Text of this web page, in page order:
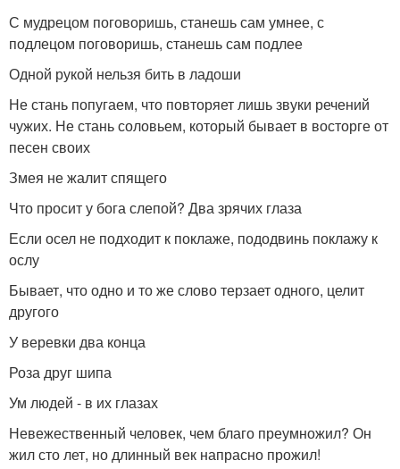
С мудрецом поговоришь, станешь сам умнее, с
подлецом поговоришь, станешь сам подлее
Одной рукой нельзя бить в ладоши
Не стань попугаем, что повторяет лишь звуки речений
чужих. Не стань соловьем, который бывает в восторге от
песен своих
Змея не жалит спящего
Что просит у бога слепой? Два зрячих глаза
Если осел не подходит к поклаже, пододвинь поклажу к
ослу
Бывает, что одно и то же слово терзает одного, целит
другого
У веревки два конца
Роза друг шипа
Ум людей - в их глазах
Невежественный человек, чем благо преумножил? Он
жил сто лет, но длинный век напрасно прожил!